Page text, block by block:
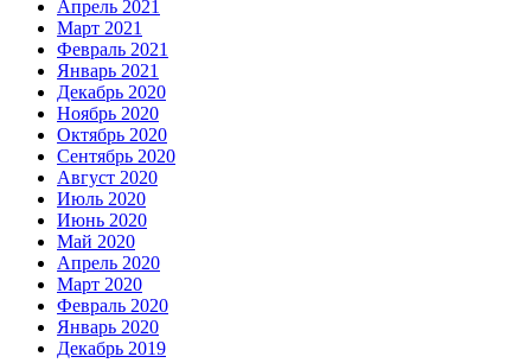
Апрель 2021
Март 2021
Февраль 2021
Январь 2021
Декабрь 2020
Ноябрь 2020
Октябрь 2020
Сентябрь 2020
Август 2020
Июль 2020
Июнь 2020
Май 2020
Апрель 2020
Март 2020
Февраль 2020
Январь 2020
Декабрь 2019